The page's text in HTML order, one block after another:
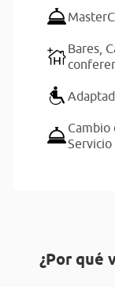
Bares,
Cambio
¿Por qué